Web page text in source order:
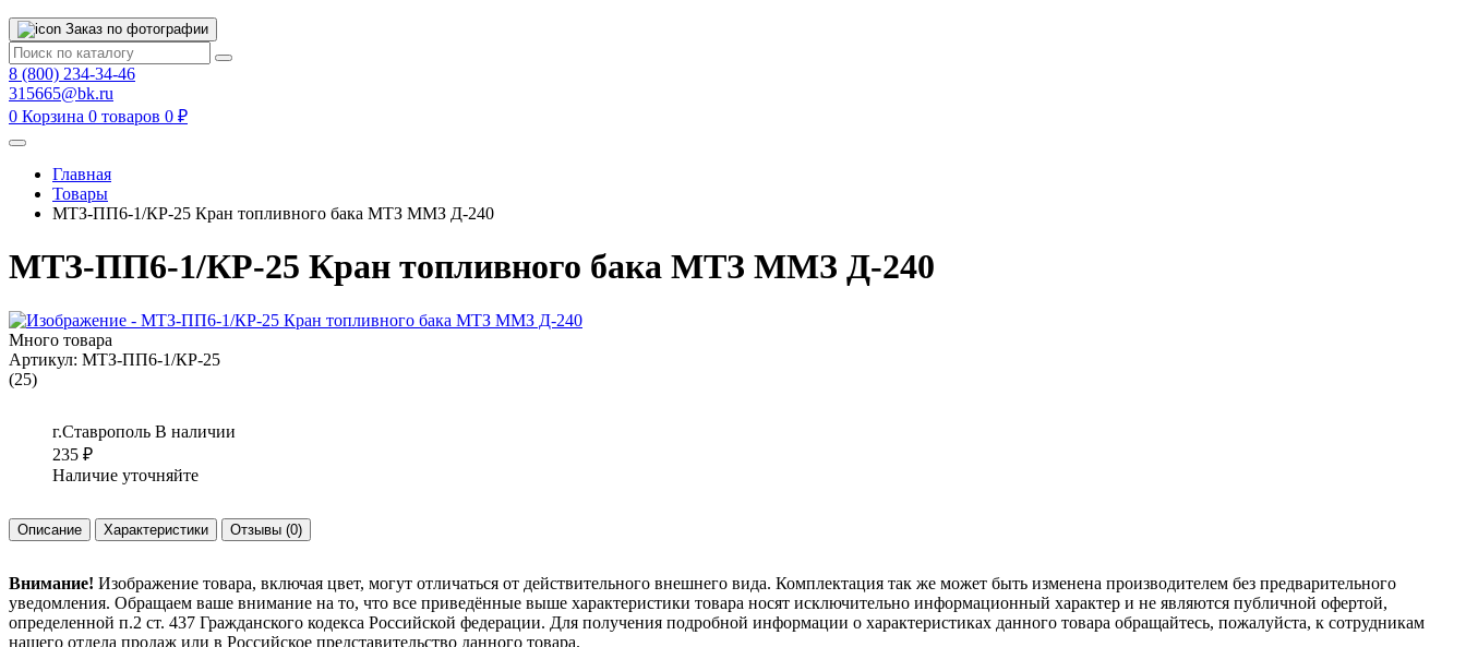
Заказ по фотографии
8 (800) 234-34-46
315665@bk.ru
0 Корзина 0 товаров 0 ₽
Главная
Товары
МТЗ-ПП6-1/КР-25 Кран топливного бака МТЗ ММЗ Д-240
МТЗ-ПП6-1/КР-25 Кран топливного бака МТЗ ММЗ Д-240
Много товара
Артикул: МТЗ-ПП6-1/КР-25
(25)
г.Ставрополь В наличии
235 ₽
Наличие уточняйте
Описание Характеристики Отзывы (0)
Внимание! Изображение товара, включая цвет, могут отличаться от действительного внешнего вида. Комплектация так же может быть изменена производителем без предварительного
уведомления. Обращаем ваше внимание на то, что все приведённые выше характеристики товара носят исключительно информационный характер и не являются публичной офертой,
определенной п.2 ст. 437 Гражданского кодекса Российской федерации. Для получения подробной информации о характеристиках данного товара обращайтесь, пожалуйста, к сотрудникам
нашего отдела продаж или в Российское представительство данного товара.